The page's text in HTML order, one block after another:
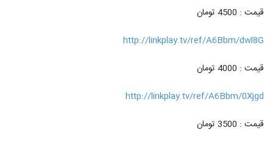
قیمت : 4500 تومان
http://linkplay.tv/ref/A6Bbm/dwl8G
قیمت : 4000 تومان
http://linkplay.tv/ref/A6Bbm/0Xjgd
قیمت : 3500 تومان